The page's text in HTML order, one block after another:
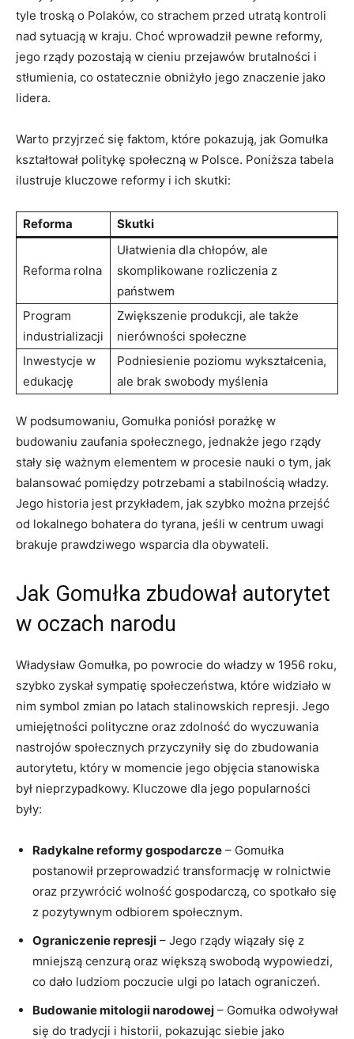
tyle troską o Polaków, co strachem przed utratą kontroli
nad sytuacją w kraju. Choć wprowadził pewne reformy,
jego rządy pozostają w cieniu przejawów brutalności i
stłumienia, co ostatecznie obniżyło jego znaczenie jako
lidera.
Warto przyjrzeć się faktom, które pokazują, jak Gomułka
kształtował politykę społeczną w Polsce. Poniższa tabela
ilustruje kluczowe reformy i ich skutki:
Reforma Skutki
Reforma rolna
Ułatwienia dla chłopów, ale
skomplikowane rozliczenia z
państwem
Program
industrializacji
Zwiększenie produkcji, ale także
nierówności społeczne
Inwestycje w
edukację
Podniesienie poziomu wykształcenia,
ale brak swobody myślenia
W podsumowaniu, Gomułka poniósł porażkę w
budowaniu zaufania społecznego, jednakże jego rządy
stały się ważnym elementem w procesie nauki o tym, jak
balansować pomiędzy potrzebami a stabilnością władzy.
Jego historia jest przykładem, jak szybko można przejść
od lokalnego bohatera do tyrana, jeśli w centrum uwagi
brakuje prawdziwego wsparcia dla obywateli.
Jak Gomułka zbudował autorytet
w oczach narodu
Władysław Gomułka, po powrocie do władzy w 1956 roku,
szybko zyskał sympatię społeczeństwa, które widziało w
nim symbol zmian po latach stalinowskich represji. Jego
umiejętności polityczne oraz zdolność do wyczuwania
nastrojów społecznych przyczyniły się do zbudowania
autorytetu, który w momencie jego objęcia stanowiska
był nieprzypadkowy. Kluczowe dla jego popularności
były:
Radykalne reformy gospodarcze – Gomułka
postanowił przeprowadzić transformację w rolnictwie
oraz przywrócić wolność gospodarczą, co spotkało się
z pozytywnym odbiorem społecznym.
Ograniczenie represji – Jego rządy wiązały się z
mniejszą cenzurą oraz większą swobodą wypowiedzi,
co dało ludziom poczucie ulgi po latach ograniczeń.
Budowanie mitologii narodowej – Gomułka odwoływał
się do tradycji i historii, pokazując siebie jako